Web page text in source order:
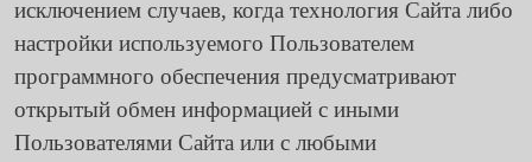
исключением случаев, когда технология Сайта либо
настройки используемого Пользователем
программного обеспечения предусматривают
открытый обмен информацией с иными
Пользователями Сайта или с любыми